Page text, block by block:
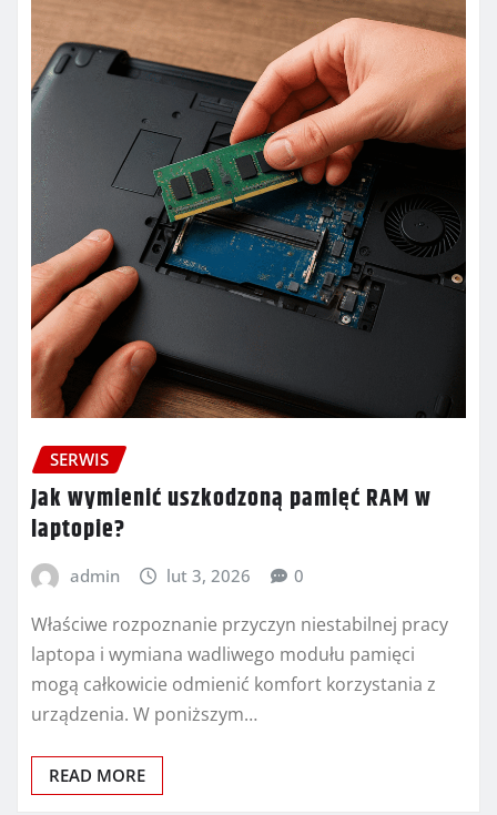
SERWIS
Jak wymienić uszkodzoną pamięć RAM w
laptopie?
admin lut 3, 2026 0
Właściwe rozpoznanie przyczyn niestabilnej pracy
laptopa i wymiana wadliwego modułu pamięci
mogą całkowicie odmienić komfort korzystania z
urządzenia. W poniższym…
READ MORE